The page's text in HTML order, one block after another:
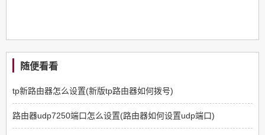
随便看看
tp新路由器怎么设置(新版tp路由器如何拨号)
路由器udp7250端口怎么设置(路由器如何设置udp端口)